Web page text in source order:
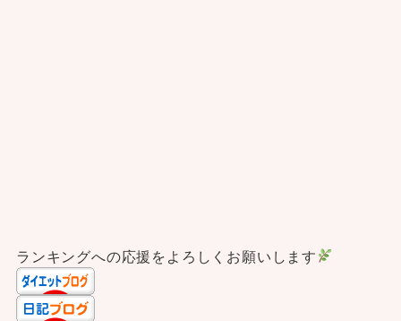
ランキングへの応援をよろしくお願いします